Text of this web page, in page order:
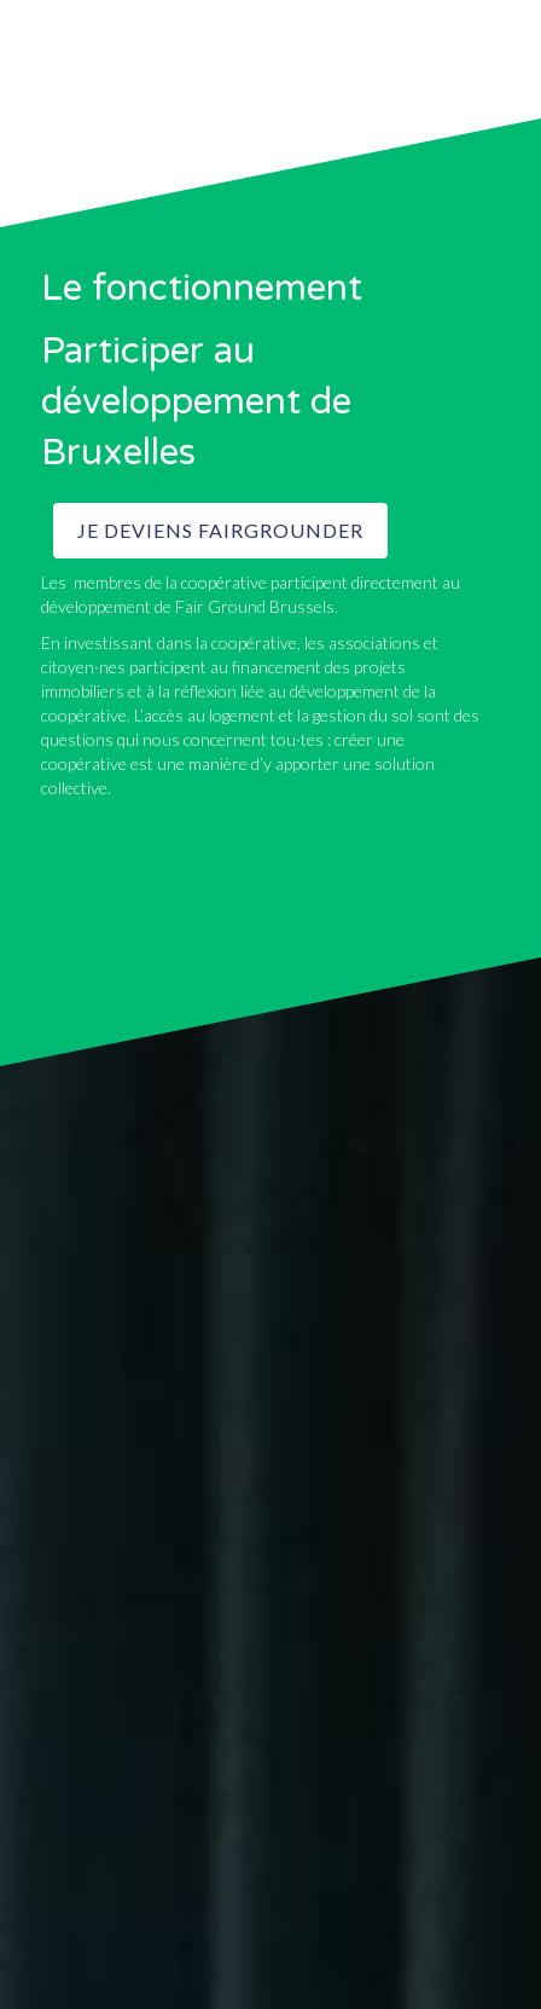
Le fonctionnement
Participer au
développement de
Bruxelles
JE DEVIENS FAIRGROUNDER
Les membres de la coopérative participent directement au
développement de Fair Ground Brussels.
En investissant dans la coopérative, les associations et
citoyen·nes participent au financement des projets
immobiliers et à la réflexion liée au développement de la
coopérative. L’accès au logement et la gestion du sol sont des
questions qui nous concernent tou·tes : créer une
coopérative est une manière d’y apporter une solution
collective.